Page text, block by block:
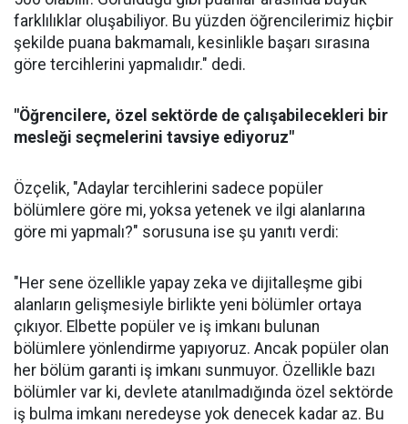
farklılıklar oluşabiliyor. Bu yüzden öğrencilerimiz hiçbir
şekilde puana bakmamalı, kesinlikle başarı sırasına
göre tercihlerini yapmalıdır." dedi.
"Öğrencilere, özel sektörde de çalışabilecekleri bir
mesleği seçmelerini tavsiye ediyoruz"
Özçelik, "Adaylar tercihlerini sadece popüler
bölümlere göre mi, yoksa yetenek ve ilgi alanlarına
göre mi yapmalı?" sorusuna ise şu yanıtı verdi:
"Her sene özellikle yapay zeka ve dijitalleşme gibi
alanların gelişmesiyle birlikte yeni bölümler ortaya
çıkıyor. Elbette popüler ve iş imkanı bulunan
bölümlere yönlendirme yapıyoruz. Ancak popüler olan
her bölüm garanti iş imkanı sunmuyor. Özellikle bazı
bölümler var ki, devlete atanılmadığında özel sektörde
iş bulma imkanı neredeyse yok denecek kadar az. Bu